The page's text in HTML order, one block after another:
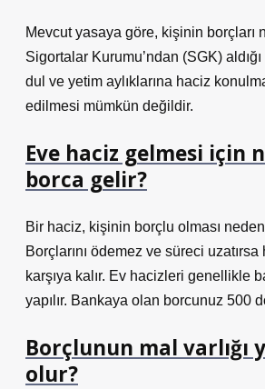
Mevcut yasaya göre, kişinin borçları
Sigortalar Kurumu’ndan (SGK)
dul ve yetim aylıklarına haciz
edilmesi mümkün değildir.
Eve haciz gelmesi için
borca gelir?
Bir haciz, kişinin borçlu olması
Borçlarını ödemez ve süreci
karşıya kalır. Ev hacizleri genellikle
yapılır. Bankaya olan borcunuz 500
Borçlunun mal varlığı
olur?